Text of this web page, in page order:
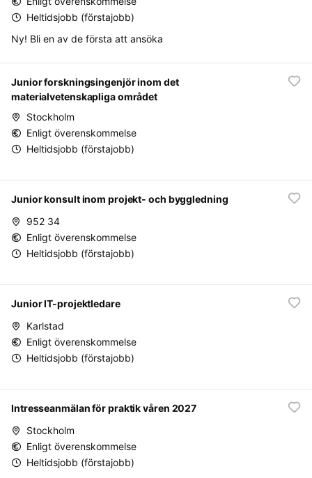
Heltidsjobb (förstajobb)
Ny! Bli en av de första att ansöka
Junior forskningsingenjör inom det
materialvetenskapliga området
Stockholm
Enligt överenskommelse
Heltidsjobb (förstajobb)
Junior konsult inom projekt- och byggledning
952 34
Enligt överenskommelse
Heltidsjobb (förstajobb)
Junior IT-projektledare
Karlstad
Enligt överenskommelse
Heltidsjobb (förstajobb)
Intresseanmälan för praktik våren 2027
Stockholm
Enligt överenskommelse
Heltidsjobb (förstajobb)